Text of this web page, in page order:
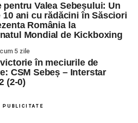
pentru Valea Sebeșului: Un
10 ani cu rădăcini în Săsciori
România la
Mondial de Kickboxing
5 zile
în meciurile de
CSM Sebeș – Interstar
(2-0)
PUBLICITATE